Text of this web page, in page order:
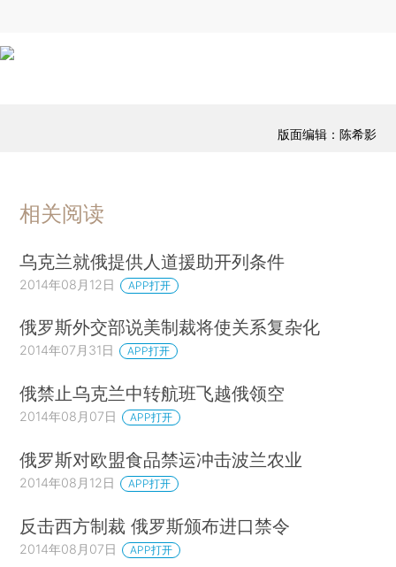
版面编辑：陈希影
相关阅读
乌克兰就俄提供人道援助开列条件
2014年08月12日 APP打开
俄罗斯外交部说美制裁将使关系复杂化
2014年07月31日 APP打开
俄禁止乌克兰中转航班飞越俄领空
2014年08月07日 APP打开
俄罗斯对欧盟食品禁运冲击波兰农业
2014年08月12日 APP打开
反击西方制裁 俄罗斯颁布进口禁令
2014年08月07日 APP打开